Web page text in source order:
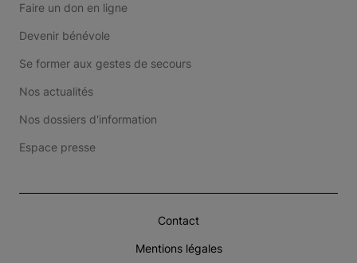
Faire un don en ligne
Devenir bénévole
Se former aux gestes de secours
Nos actualités
Nos dossiers d'information
Espace presse
Contact
Mentions légales